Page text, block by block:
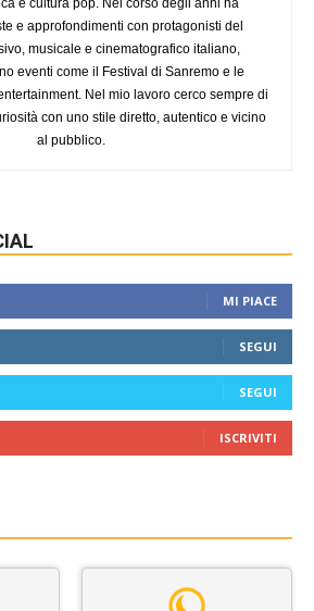
e cultura pop. Nel corso degli anni ha
e approfondimenti con protagonisti del
musicale e cinematografico italiano,
eventi come il Festival di Sanremo e le
Nel mio lavoro cerco sempre di
con uno stile diretto, autentico e vicino
al pubblico.
MI PIACE
SEGUI
SEGUI
ISCRIVITI